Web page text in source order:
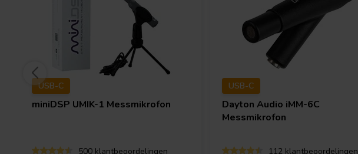
USB-C
miniDSP UMIK-1 Messmikrofon
500 klantbeoordelingen
USB-C
Dayton Audio iMM-6C
Messmikrofon
112 klantbeoordelingen